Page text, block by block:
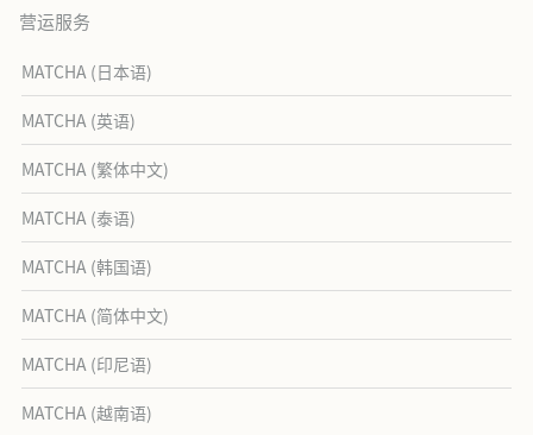
营运服务
MATCHA (日本语)
MATCHA (英语)
MATCHA (繁体中文)
MATCHA (泰语)
MATCHA (韩国语)
MATCHA (简体中文)
MATCHA (印尼语)
MATCHA (越南语)